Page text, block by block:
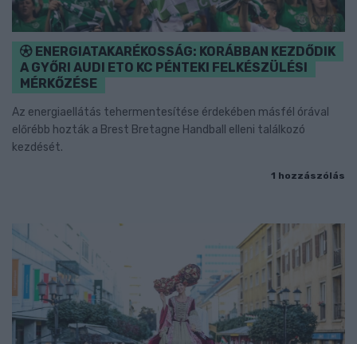
ENERGIATAKARÉKOSSÁG: KORÁBBAN KEZDŐDIK
A GYŐRI AUDI ETO KC PÉNTEKI FELKÉSZÜLÉSI
MÉRKŐZÉSE
Az energiaellátás tehermentesítése érdekében másfél órával
előrébb hozták a Brest Bretagne Handball elleni találkozó
kezdését.
1 hozzászólás